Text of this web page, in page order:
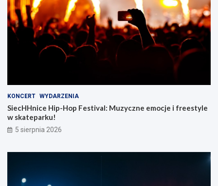
KONCERT WYDARZENIA
SiecHHnice Hip-Hop Festival: Muzyczne emocje i freestyle
w skateparku!
5 sierpnia 2026